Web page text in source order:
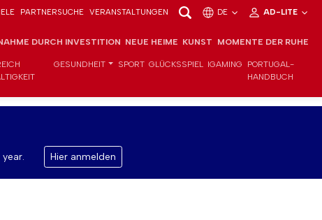
PARTNERSUCHE VERANSTALTUNGEN DE AD-LITE
DURCH INVESTITION NEUE HEIME KUNST MOMENTE DER RUHE
GESUNDHEIT SPORT GLÜCKSSPIEL IGAMING
PORTUGAL-
HANDBUCH
Hier anmelden